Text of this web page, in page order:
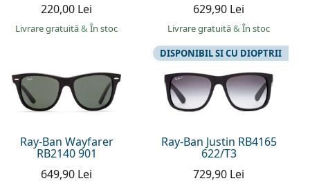
220,00 Lei
Livrare gratuită& În stoc
629,90 Lei
Livrare gratuită& În stoc
Ray-Ban Wayfarer
RB2140 901
649,90 Lei
Ray-Ban Justin RB4165
622/T3
DISPONIBIL SI CU DIOPTRII
729,90 Lei